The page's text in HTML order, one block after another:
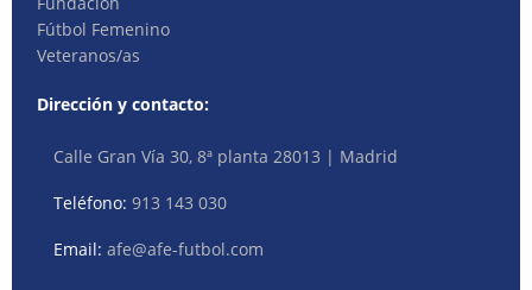
Fútbol Femenino
Veteranos/as
Dirección y contacto:
Calle Gran Vía 30, 8ª planta 28013 | Madrid
Teléfono:913 143 030
Email:afe@afe-futbol.com